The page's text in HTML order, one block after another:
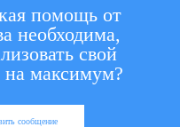
помощь от
необходима,
свой
на максимум?
сообщение